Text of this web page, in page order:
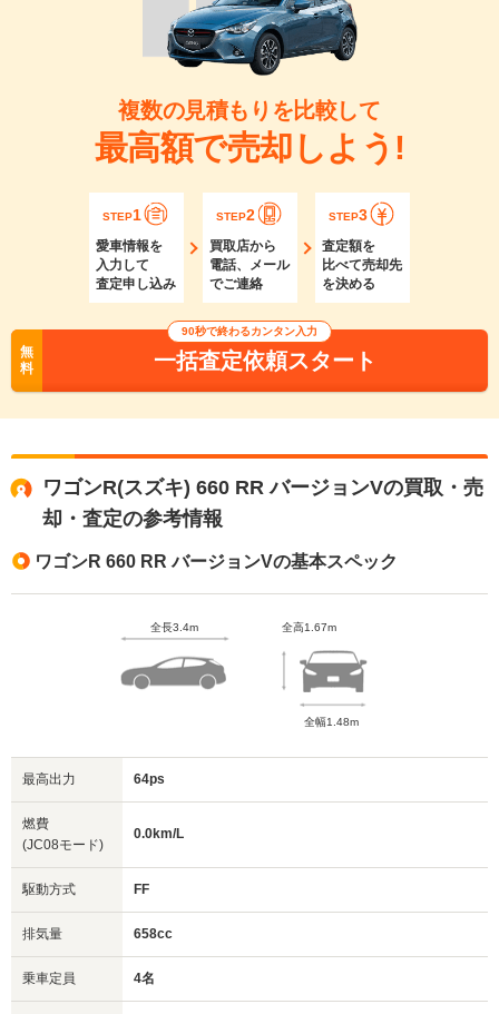
複数の見積もりを比較して
最高額で売却しよう!
STEP1
愛車情報を
入力して
査定申し込み
STEP2
買取店から
電話、メール
でご連絡
STEP3
査定額を
比べて売却先
を決める
無
料
90秒で終わるカンタン入力
一括査定依頼スタート
ワゴンR(スズキ) 660 RR バージョンVの買取・売
却・査定の参考情報
ワゴンR 660 RR バージョンVの基本スペック
全長3.4m 全高1.67m
全幅1.48m
最高出力 64ps
燃費
(JC08モード)
0.0km/L
駆動方式 FF
排気量 658cc
乗車定員 4名